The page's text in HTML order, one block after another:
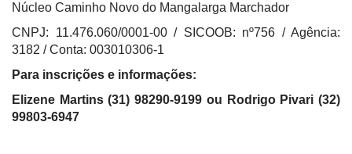
Núcleo Caminho Novo do Mangalarga Marchador
CNPJ: 11.476.060/0001-00 / SICOOB: nº756 / Agência:
3182 / Conta: 003010306-1
Para inscrições e informações:
Elizene Martins (31) 98290-9199 ou Rodrigo Pivari (32)
99803-6947